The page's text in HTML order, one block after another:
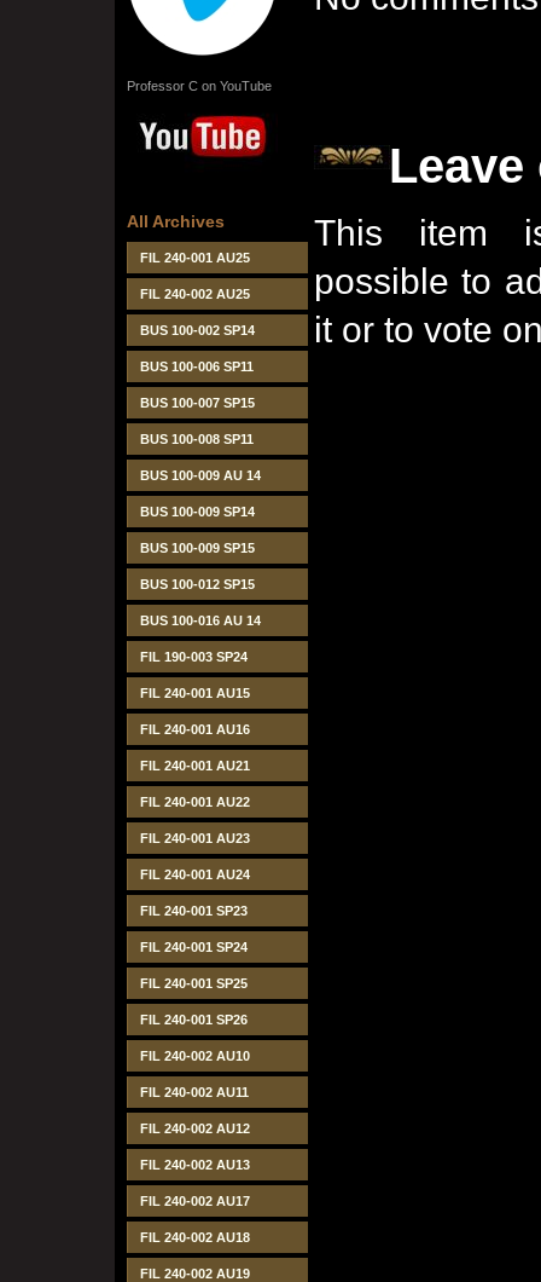
Professor C on YouTube
All Archives
FIL 240-001 AU25
FIL 240-002 AU25
BUS 100-002 SP14
BUS 100-006 SP11
BUS 100-007 SP15
BUS 100-008 SP11
BUS 100-009 AU 14
BUS 100-009 SP14
BUS 100-009 SP15
BUS 100-012 SP15
BUS 100-016 AU 14
FIL 190-003 SP24
FIL 240-001 AU15
FIL 240-001 AU16
FIL 240-001 AU21
FIL 240-001 AU22
FIL 240-001 AU23
FIL 240-001 AU24
FIL 240-001 SP23
FIL 240-001 SP24
FIL 240-001 SP25
FIL 240-001 SP26
FIL 240-002 AU10
FIL 240-002 AU11
FIL 240-002 AU12
FIL 240-002 AU13
FIL 240-002 AU17
FIL 240-002 AU18
FIL 240-002 AU19
Leave
This item
possible to
it or to vote